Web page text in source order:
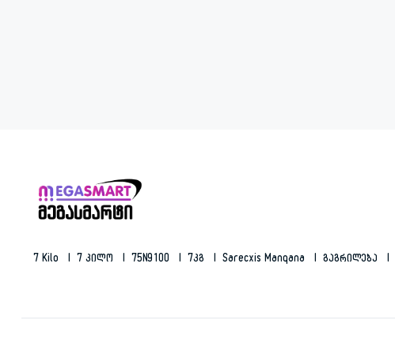
7 Kilo 7 Კილო 75N9100 7კგ Sarecxis Manqana Გაგრილება